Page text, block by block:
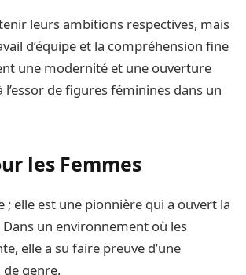
leurs ambitions respectives, mais
d’équipe et la compréhension fine
une modernité et une ouverture
de figures féminines dans un
les Femmes
; elle est une pionnière qui a ouvert la
un environnement où les
elle a su faire preuve d’une
genre.